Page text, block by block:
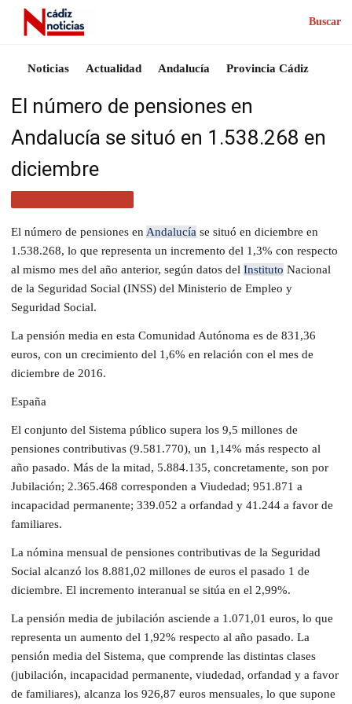
Buscar
Noticias Actualidad Andalucía Provincia Cádiz
El número de pensiones en
Andalucía se situó en 1.538.268 en
diciembre
El número de pensiones en Andalucía se situó en diciembre en
1.538.268, lo que representa un incremento del 1,3% con respecto
al mismo mes del año anterior, según datos del Instituto Nacional
de la Seguridad Social (INSS) del Ministerio de Empleo y
Seguridad Social.
La pensión media en esta Comunidad Autónoma es de 831,36
euros, con un crecimiento del 1,6% en relación con el mes de
diciembre de 2016.
España
El conjunto del Sistema público supera los 9,5 millones de
pensiones contributivas (9.581.770), un 1,14% más respecto al
año pasado. Más de la mitad, 5.884.135, concretamente, son por
Jubilación; 2.365.468 corresponden a Viudedad; 951.871 a
incapacidad permanente; 339.052 a orfandad y 41.244 a favor de
familiares.
La nómina mensual de pensiones contributivas de la Seguridad
Social alcanzó los 8.881,02 millones de euros el pasado 1 de
diciembre. El incremento interanual se sitúa en el 2,99%.
La pensión media de jubilación asciende a 1.071,01 euros, lo que
representa un aumento del 1,92% respecto al año pasado. La
pensión media del Sistema, que comprende las distintas clases
(jubilación, incapacidad permanente, viudedad, orfandad y a favor
de familiares), alcanza los 926,87 euros mensuales, lo que supone